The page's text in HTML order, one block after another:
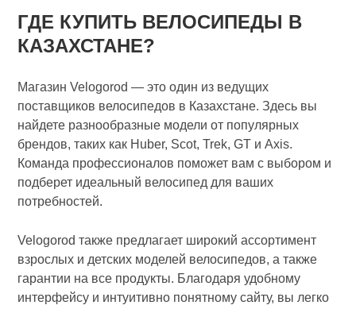
ГДЕ КУПИТЬ ВЕЛОСИПЕДЫ В
КАЗАХСТАНЕ?
Магазин Velogorod — это один из ведущих
поставщиков велосипедов в Казахстане. Здесь вы
найдете разнообразные модели от популярных
брендов, таких как Huber, Scot, Trek, GT и Axis.
Команда профессионалов поможет вам с выбором и
подберет идеальный велосипед для ваших
потребностей.
Velogorod также предлагает широкий ассортимент
взрослых и детских моделей велосипедов, а также
гарантии на все продукты. Благодаря удобному
интерфейсу и интуитивно понятному сайту, вы легко